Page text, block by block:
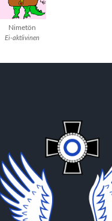
Nimetön
Ei-aktiivinen